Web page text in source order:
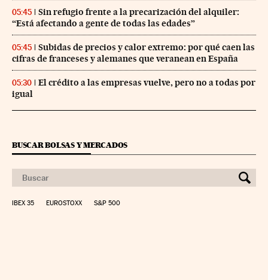
05:45
Sin refugio frente a la precarización del alquiler:
“Está afectando a gente de todas las edades”
05:45
Subidas de precios y calor extremo: por qué caen las
cifras de franceses y alemanes que veranean en España
05:30
El crédito a las empresas vuelve, pero no a todas por
igual
BUSCAR BOLSAS Y MERCADOS
IBEX 35 EUROSTOXX S&P 500